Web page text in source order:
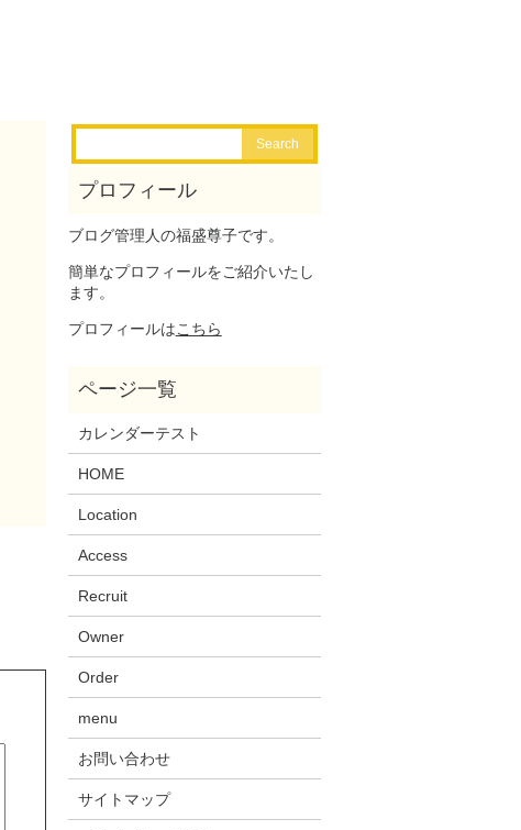
ブログ管理人の福盛尊子です。
簡単なプロフィールをご紹介いたし
ます。
プロフィールはこちら
カレンダーテスト
HOME
Location
Access
Recruit
Owner
Order
menu
お問い合わせ
サイトマップ